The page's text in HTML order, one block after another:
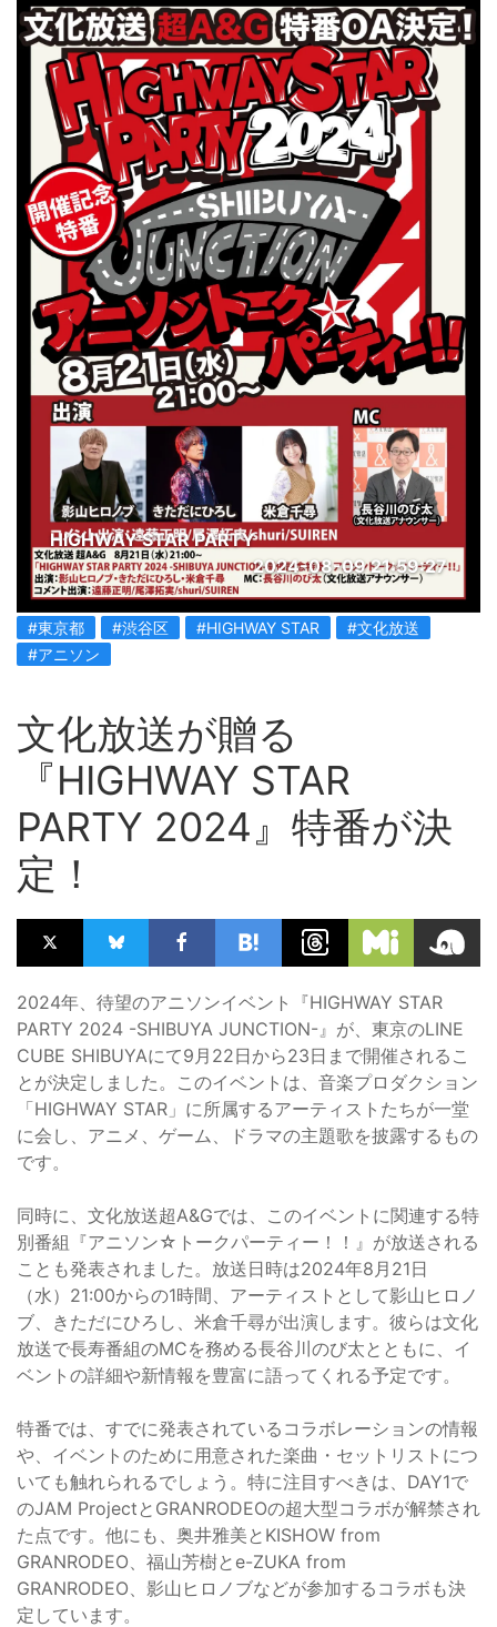
HIGHWAY STAR PARTY
2024-08-09 21:59:27
#東京都 #渋谷区 #HIGHWAY STAR
#文化放送
#アニソン
文化放送が贈る
『HIGHWAY STAR
PARTY 2024』特番が決
定！
2024年、待望のアニソンイベント『HIGHWAY STAR
PARTY 2024 -SHIBUYA JUNCTION-』が、東京のLINE
CUBE SHIBUYAにて9月22日から23日まで開催されるこ
とが決定しました。このイベントは、音楽プロダクション
「HIGHWAY STAR」に所属するアーティストたちが一堂
に会し、アニメ、ゲーム、ドラマの主題歌を披露するもの
です。
同時に、文化放送超A&Gでは、このイベントに関連する特
別番組『アニソン☆トークパーティー！！』が放送される
ことも発表されました。放送日時は2024年8月21日
（水）21:00からの1時間、アーティストとして影山ヒロノ
ブ、きただにひろし、米倉千尋が出演します。彼らは文化
放送で長寿番組のMCを務める長谷川のび太とともに、イ
ベントの詳細や新情報を豊富に語ってくれる予定です。
特番では、すでに発表されているコラボレーションの情報
や、イベントのために用意された楽曲・セットリストにつ
いても触れられるでしょう。特に注目すべきは、DAY1で
のJAM ProjectとGRANRODEOの超大型コラボが解禁され
た点です。他にも、奥井雅美とKISHOW from
GRANRODEO、福山芳樹とe-ZUKA from
GRANRODEO、影山ヒロノブなどが参加するコラボも決
定しています。